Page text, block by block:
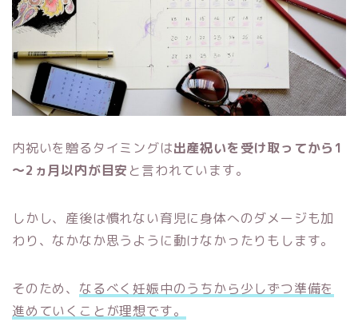
内祝いを贈るタイミングは出産祝いを受け取ってから1
～2ヵ月以内が目安 と言われています。
しかし、産後は慣れない育児に身体へのダメージも加
わり、なかなか思うように動けなかったりもします。
そのため、 なるべく妊娠中のうちから少しずつ準備を
進めていくことが理想です。
プロフィール